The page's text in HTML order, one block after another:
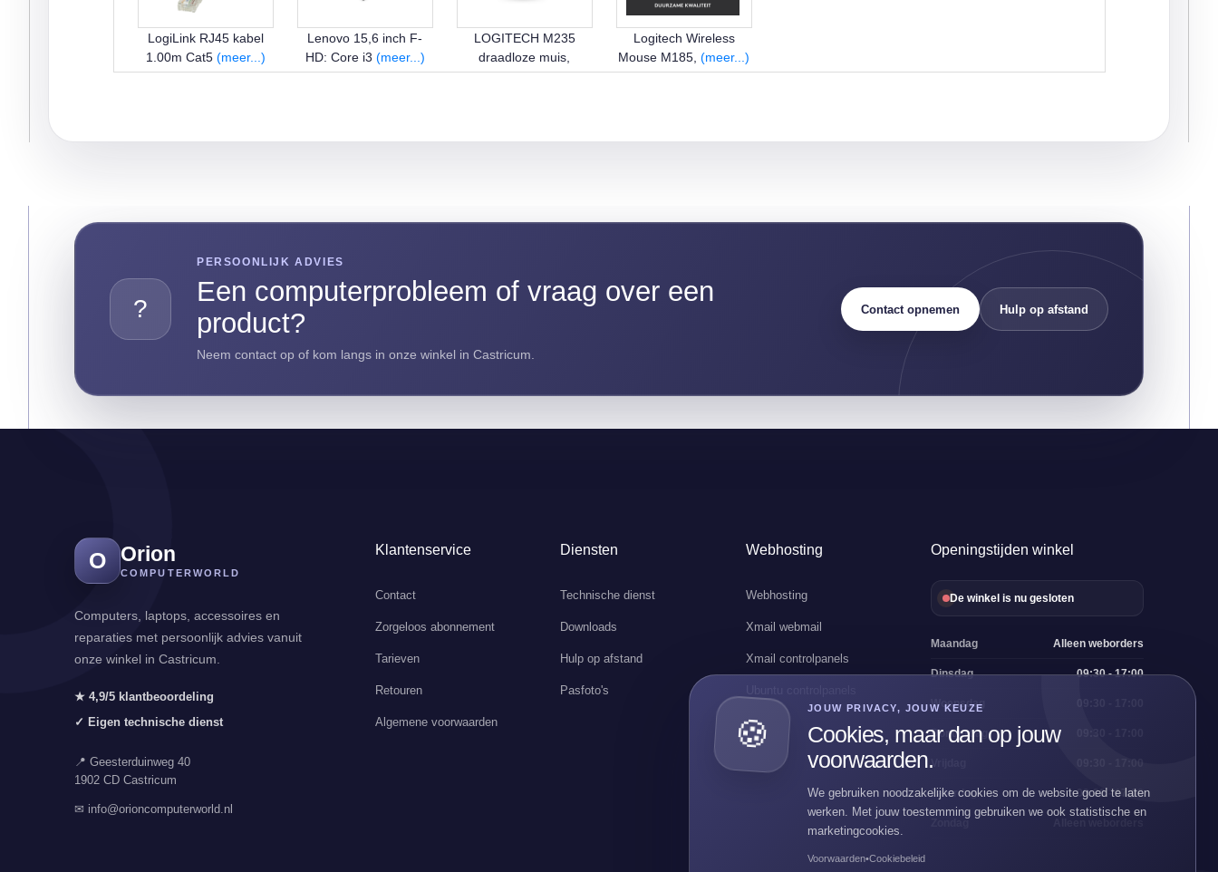
🍪
JOUW PRIVACY, JOUW KEUZE
Cookies, maar dan op jouw
voorwaarden.
We gebruiken noodzakelijke cookies om de website goed te laten
werken. Met jouw toestemming gebruiken we ook statistische en
marketingcookies.
Voorwaarden•Cookiebeleid
LogiLink RJ45 kabel
1.00m Cat5 (meer...)
Lenovo 15,6 inch F-
HD: Core i3 (meer...)
LOGITECH M235
draadloze muis,
(meer...)
Logitech Wireless
Mouse M185, (meer...)
?
PERSOONLIJK ADVIES
Een computerprobleem of vraag over een
product?
Neem contact op of kom langs in onze winkel in Castricum.
Contact opnemen Hulp op afstand
O Orion
COMPUTERWORLD
Computers, laptops, accessoires en
reparaties met persoonlijk advies vanuit
onze winkel in Castricum.
★ 4,9/5 klantbeoordeling
✓ Eigen technische dienst
📍 Geesterduinweg 40
1902 CD Castricum
✉ info@orioncomputerworld.nl
Klantenservice
Contact
Zorgeloos abonnement
Tarieven
Retouren
Algemene voorwaarden
Diensten
Technische dienst
Downloads
Hulp op afstand
Pasfoto's
Webhosting
Webhosting
Xmail webmail
Xmail controlpanels
Openingstijden winkel
De winkel is nu gesloten
Maandag Alleen weborders
Dinsdag 09:30 - 17:00
Woensdag
Donderdag 09:30 - 17:00
Vrijdag
Zaterdag 09:30 - 17:00